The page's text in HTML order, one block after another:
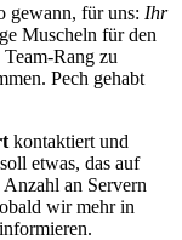
gewann, für uns: Ihr
Muscheln für den
Rang zu
Pech gehabt
kontaktiert und
etwas, das auf
an Servern
wir mehr in